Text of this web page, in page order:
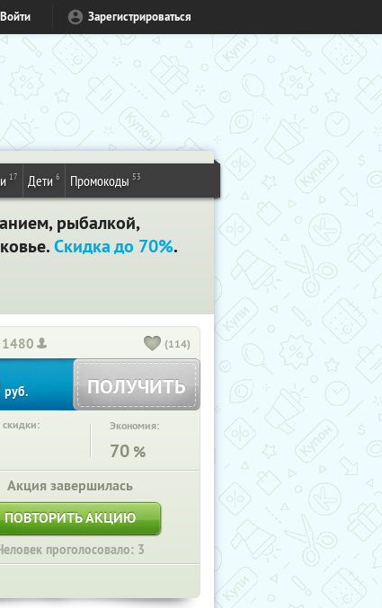
Войти Зарегистрироваться
17 Дети 6 Промокоды 53
рыбалкой,
Скидка до 70%.
1480 (114)
руб. ПОЛУЧИТЬ
скидки: Экономия:
70 %
Акция завершилась
ПОВТОРИТЬ АКЦИЮ
проголосовало: 3